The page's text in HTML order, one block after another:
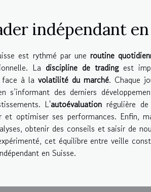
indépendant en
est rythmé par uneroutine
La discipline de tradingest
face à la volatilité du marché. Chaque
s’informant des derniers
L'autoévaluation régulière
et optimiser ses performances. Enfin,
obtenir des conseils et saisir de
cet équilibre entre veille
en Suisse.